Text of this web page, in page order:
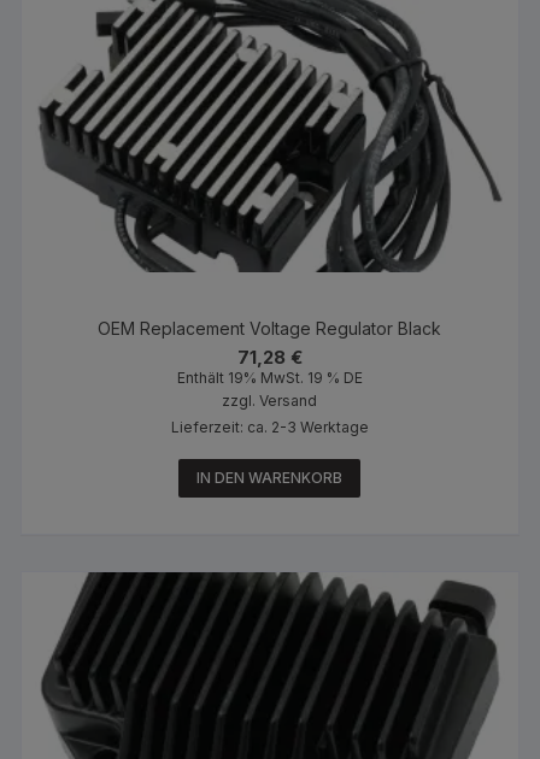
OEM Replacement Voltage Regulator Black
71,28 €
Enthält 19% MwSt. 19 % DE
zzgl.Versand
Lieferzeit: ca. 2-3 Werktage
IN DEN WARENKORB